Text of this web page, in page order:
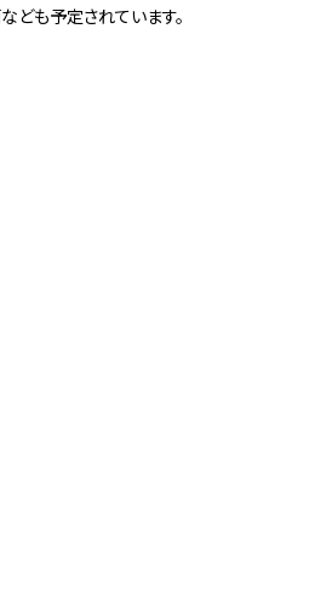
も予定されています。